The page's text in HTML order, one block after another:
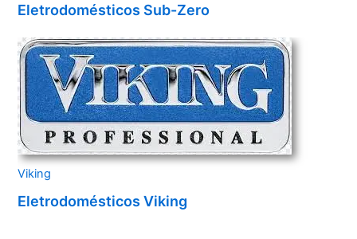
Eletrodomésticos Sub-Zero
Viking
Eletrodomésticos Viking